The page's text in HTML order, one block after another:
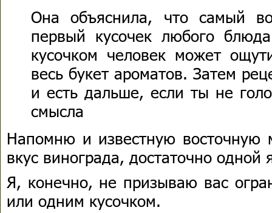
Она объяснила, что самый
первый кусочек любого
кусочком человек может
весь букет ароматов. Затем
и есть дальше, если ты не
смысла
Напомню и известную восточную
вкус винограда, достаточно одной
Я, конечно, не призываю вас
или одним кусочком.